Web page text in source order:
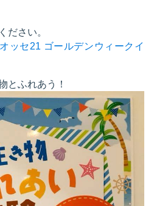
ださい。
ッセ21 ゴールデンウィークイ
とふれあう！